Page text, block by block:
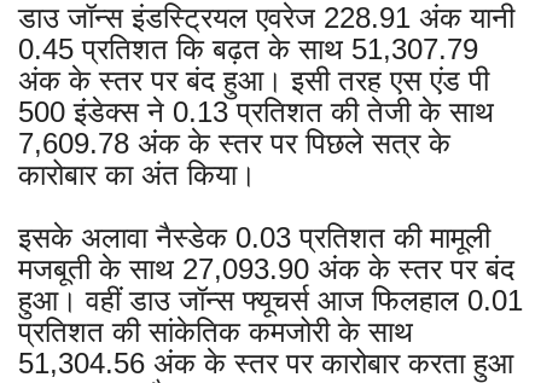
डाउ जॉन्स इंडस्ट्रियल एवरेज 228.91 अंक यानी
0.45 प्रतिशत कि बढ़त के साथ 51,307.79
अंक के स्तर पर बंद हुआ। इसी तरह एस एंड पी
500 इंडेक्स ने 0.13 प्रतिशत की तेजी के साथ
7,609.78 अंक के स्तर पर पिछले सत्र के
कारोबार का अंत किया।
इसके अलावा नैस्डेक 0.03 प्रतिशत की मामूली
मजबूती के साथ 27,093.90 अंक के स्तर पर बंद
हुआ। वहीं डाउ जॉन्स फ्यूचर्स आज फिलहाल 0.01
प्रतिशत की सांकेतिक कमजोरी के साथ
51,304.56 अंक के स्तर पर कारोबार करता हुआ